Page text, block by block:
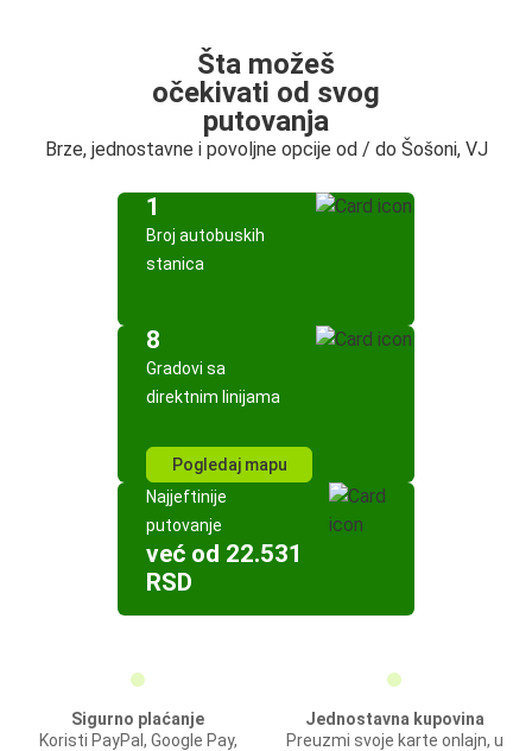
Šta možeš
očekivati od svog
putovanja
Brze, jednostavne i povoljne opcije od / do Šošoni, VJ
1
Broj autobuskih
stanica
8
Gradovi sa
direktnim linijama
Pogledaj mapu
Najjeftinije
putovanje
već od 22.531
RSD
Sigurno plaćanje
Koristi PayPal, Google Pay,
Jednostavna kupovina
Preuzmi svoje karte onlajn, u